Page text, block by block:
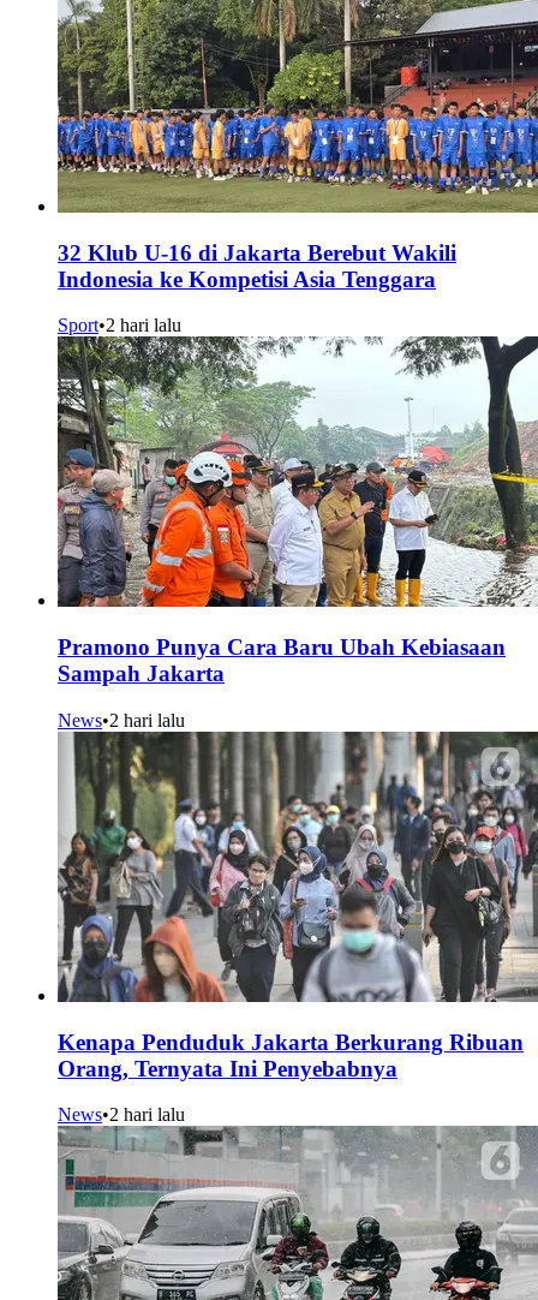
32 Klub U-16 di Jakarta Berebut Wakili
Indonesia ke Kompetisi Asia Tenggara
Sport•2 hari lalu
Pramono Punya Cara Baru Ubah Kebiasaan
Sampah Jakarta
News•2 hari lalu
Kenapa Penduduk Jakarta Berkurang Ribuan
Orang, Ternyata Ini Penyebabnya
News•2 hari lalu